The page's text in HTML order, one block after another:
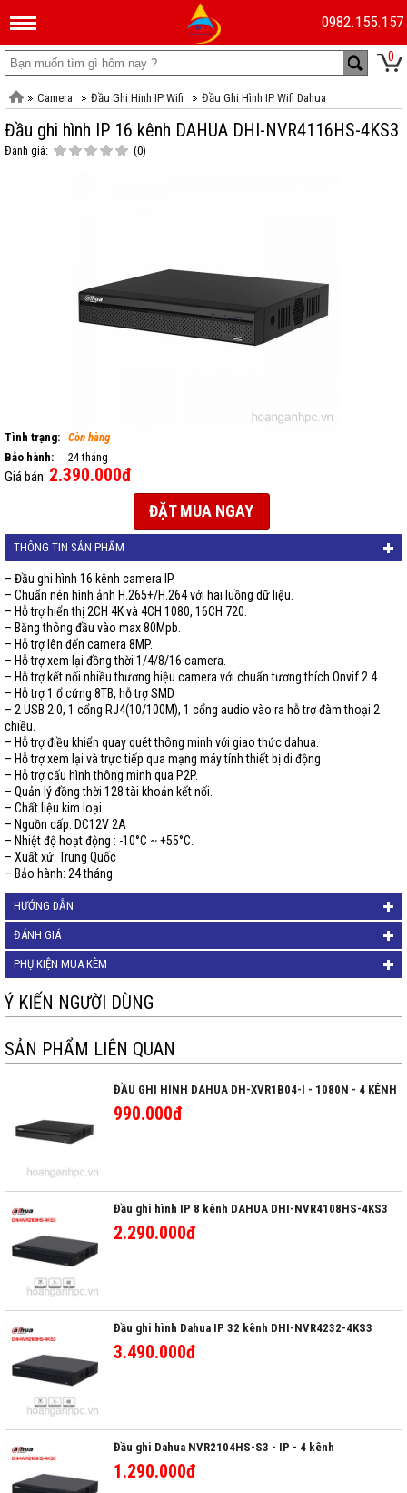
0982.155.157
0
Camera Đầu Ghi Hinh IP Wifi Đầu Ghi Hình IP Wifi Dahua
Đầu ghi hình IP 16 kênh DAHUA DHI-NVR4116HS-4KS3
Đánh giá: (0)
Tình trạng: Còn hàng
Bảo hành:
24 tháng
Giá bán: 2.390.000đ
ĐẶT MUA NGAY
THÔNG TIN SẢN PHẨM
– Đầu ghi hình 16 kênh camera IP.
– Chuẩn nén hình ảnh H.265+/H.264 với hai luồng dữ liệu.
– Hỗ trợ hiển thị 2CH 4K và 4CH 1080, 16CH 720.
– Băng thông đầu vào max 80Mpb.
– Hỗ trợ lên đến camera 8MP.
– Hỗ trợ xem lại đồng thời 1/4/8/16 camera.
– Hỗ trợ kết nối nhiều thương hiệu camera với chuẩn tương thích Onvif 2.4
– Hỗ trợ 1 ổ cứng 8TB, hỗ trợ SMD
– 2 USB 2.0, 1 cổng RJ4(10/100M), 1 cổng audio vào ra hỗ trợ đàm thoại 2
chiều.
– Hỗ trợ điều khiển quay quét thông minh với giao thức dahua.
– Hỗ trợ xem lại và trực tiếp qua mạng máy tính thiết bị di động
– Hỗ trợ cấu hình thông minh qua P2P.
– Quản lý đồng thời 128 tài khoản kết nối.
– Chất liệu kim loại.
– Nguồn cấp: DC12V 2A
– Nhiệt độ hoạt động : -10°C ~ +55°C.
– Xuất xứ: Trung Quốc
– Bảo hành: 24 tháng
HƯỚNG DẪN
ĐÁNH GIÁ
PHỤ KIỆN MUA KÈM
Ý KIẾN NGƯỜI DÙNG
SẢN PHẨM LIÊN QUAN
ĐẦU GHI HÌNH DAHUA DH-XVR1B04-I - 1080N - 4 KÊNH
990.000đ
Đầu ghi hình IP 8 kênh DAHUA DHI-NVR4108HS-4KS3
2.290.000đ
Đầu ghi hình Dahua IP 32 kênh DHI-NVR4232-4KS3
3.490.000đ
Đầu ghi Dahua NVR2104HS-S3 - IP - 4 kênh
1.290.000đ